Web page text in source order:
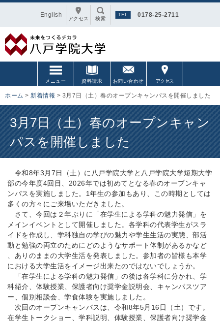
0178-25-2711
検索
English
アクセス
メニュー 資料請求 お問い合わせ アクセス
ホーム > 新着情報 > 3月7日（土）春のオープンキャンパスを開催しました
3月7日（土）春のオープンキャン
パスを開催しました
令和8年3月7日（土） に八戸学院大学と八戸学院大学短期大学
部の今年度4回目、 2026年では初めてとなる春のオープンキャ
ンパスを実施しまし た。1年生の参加もあり、
この時期としては
多くの方々にご来場いただきました。
さて、今回は２年ぶりに「在学生による学科の魅力発信」 を
メインイベントとして開催しました。 各学科の代表学生がスラ
イドを作成し、 学科独自の学びの魅力や学生生活の実態、 部活
動と勉強の両立のためにどのようなサポート体制があるかなど
、ありのままの大学生活を発表しました。 参加者の皆様も本学
における大学生活をイメージ出来たのではないでしょうか。
「在学生による学科の魅力発信」の後は各学科に分かれ、 学
科紹介、体験授業、保護者向け奨学金説明会、 キャンパスツア
ー、個別相談会、学食体験を実施しました。
次回のオープンキャンパスは、令和8年5月16日（土）です。
在学生トークショー、学科説明、体験授業、 保護者向け奨学金